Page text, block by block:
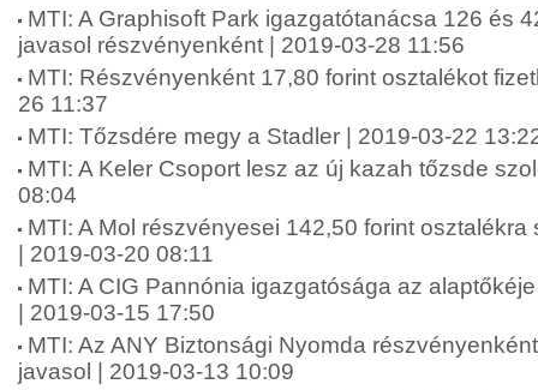
MTI: A Graphisoft Park igazgatótanácsa 126 és
javasol részvényenként | 2019-03-28 11:56
MTI: Részvényenként 17,80 forint osztalékot
26 11:37
MTI: Tőzsdére megy a Stadler | 2019-03-22
MTI: A Keler Csoport lesz az új kazah tőzsde
08:04
MTI: A Mol részvényesei 142,50 forint
| 2019-03-20 08:11
MTI: A CIG Pannónia igazgatósága az
| 2019-03-15 17:50
MTI: Az ANY Biztonsági Nyomda
javasol | 2019-03-13 10:09